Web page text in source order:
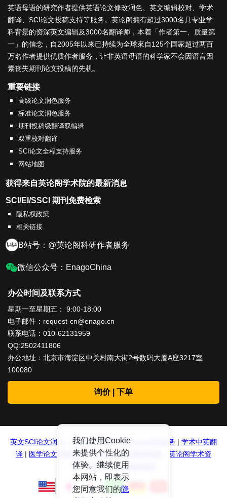
我们使用Cookie
来提供个性化的
体验。继续使用
本网站，即表示
您同意我们的隐
英语母语的研究作者提供英语论文修改润色 英文编辑校对
学术
翻译
SCI论文投稿支持等服务。英论阁拥有超过3000名具专业学
科背景的资深英文编辑及3000名翻译师 ，本着「作者第一、质量第
一 」的信念，自2005年以来已持续为全球來自125个国家超过两百
万名作者提供优质作者服务，让非英语母语的科学家不会因语言因
素丧失期刊论文投稿的先机。
重要链接
高级论文润色服务
标准论文润色服务
期刊投稿级翻译双编辑
双重校对翻译
SCI论文全程支持服务
网站地图
获得来自英论阁学术院的最新消息
SCI/EI/SSCI 期刊免费检索
隐私权政策
相关链接
B站号：@英论阁科研作者服务
微信公众号：EnagoChina
办公时间及联系方式
星期一至星期五： 9:00-18:00
电子邮件： request-cn@enago.cn
联系电话： 010-62131959
QQ:2502411806
办公地址：北京市海淀区中关村南大街2号数码大厦A座3217室
100080
询价 | 下单
英文SCI论文润色 SCI论文编辑|医学论文润色服务
学术中英翻
译
医学论文翻译服务|人文学科论文翻译服务
英论阁学术资
源|英文论文润色投稿指南